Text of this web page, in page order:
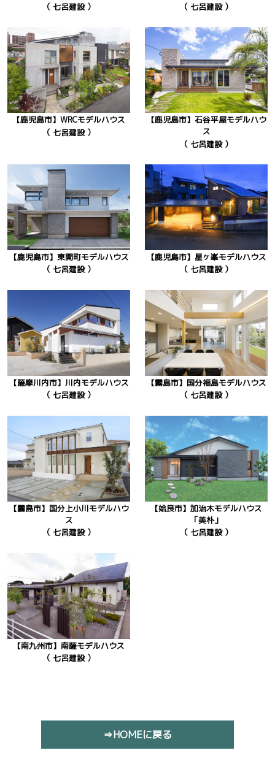
（ 七呂建設 ）
（ 七呂建設 ）
【鹿児島市】WRCモデルハウス
（ 七呂建設 ）
【鹿児島市】石谷平屋モデルハウ
ス
（ 七呂建設 ）
【鹿児島市】東開町モデルハウス
（ 七呂建設 ）
【鹿児島市】星ヶ峯モデルハウス
（ 七呂建設 ）
【薩摩川内市】川内モデルハウス
（ 七呂建設 ）
【霧島市】国分福島モデルハウス
（ 七呂建設 ）
【霧島市】国分上小川モデルハウ
ス
（ 七呂建設 ）
【姶良市】加治木モデルハウス
「美朴」
（ 七呂建設 ）
【南九州市】南薩モデルハウス
（ 七呂建設 ）
⇒HOMEに戻る